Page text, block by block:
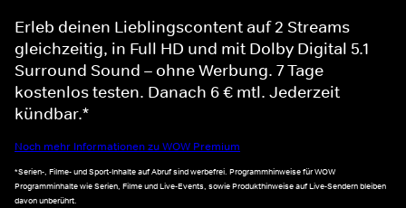
Erleb deinen Lieblingscontent auf 2 Streams
gleichzeitig, in Full HD und mit Dolby Digital 5.1
Surround Sound – ohne Werbung. 7 Tage
kostenlos testen. Danach 6 € mtl. Jederzeit
kündbar.*
Noch mehr Informationen zu WOW Premium
*Serien-, Filme- und Sport-Inhalte auf Abruf sind werbefrei. Programmhinweise für WOW
Programminhalte wie Serien, Filme und Live-Events, sowie Produkthinweise auf Live-Sendern bleiben
davon unberührt.